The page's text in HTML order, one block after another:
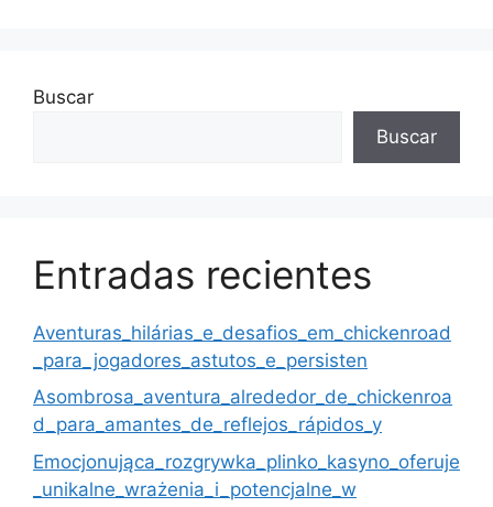
Buscar
Buscar
Entradas recientes
Aventuras_hilárias_e_desafios_em_chickenroad
_para_jogadores_astutos_e_persisten
Asombrosa_aventura_alrededor_de_chickenroa
d_para_amantes_de_reflejos_rápidos_y
Emocjonująca_rozgrywka_plinko_kasyno_oferuje
_unikalne_wrażenia_i_potencjalne_w